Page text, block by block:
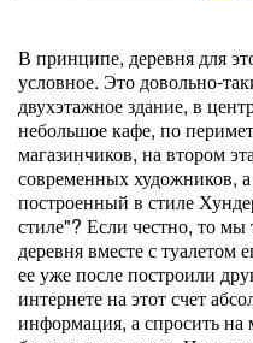
В принципе, деревня для
условное. Это довольно-
двухэтажное здание, в
небольшое кафе, по
магазинчиков, на втором
современных художников, а
построенный в стиле
стиле"? Если честно, то
деревня вместе с туалетом
ее уже после построили
интернете на этот счет
информация, а спросить на